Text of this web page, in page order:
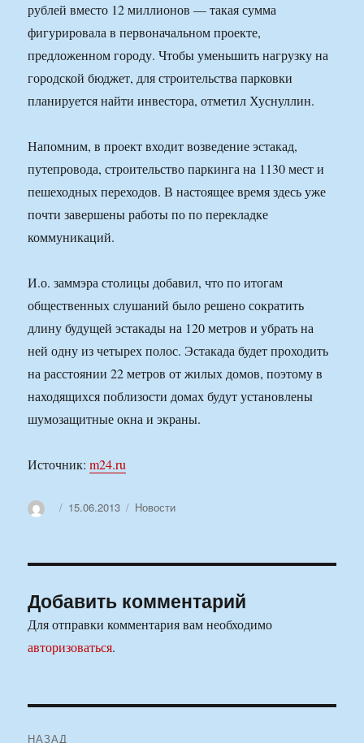
рублей вместо 12 миллионов — такая сумма
фигурировала в первоначальном проекте,
предложенном городу. Чтобы уменьшить нагрузку на
городской бюджет, для строительства парковки
планируется найти инвестора, отметил Хуснуллин.
Напомним, в проект входит возведение эстакад,
путепровода, строительство паркинга на 1130 мест и
пешеходных переходов. В настоящее время здесь уже
почти завершены работы по по перекладке
коммуникаций.
И.о. заммэра столицы добавил, что по итогам
общественных слушаний было решено сократить
длину будущей эстакады на 120 метров и убрать на
ней одну из четырех полос. Эстакада будет проходить
на расстоянии 22 метров от жилых домов, поэтому в
находящихся поблизости домах будут установлены
шумозащитные окна и экраны.
Источник:m24.ru
АвторОпубликовано
15.06.2013 Рубрики
Новости
Добавить комментарий
Для отправки комментария вам необходимо
авторизоваться.
НАЗАД